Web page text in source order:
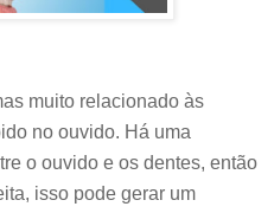
muito relacionado às
no ouvido. Há uma
o ouvido e os dentes, então
isso pode gerar um